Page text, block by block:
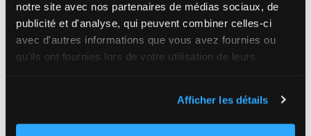
notre site avec nos partenaires de médias sociaux, de
publicité et d'analyse, qui peuvent combiner celles-ci
avec d'autres informations que vous avez fournies ou
qu'ils ont fournies lors de votre utilisation de leurs
Afficher les détails